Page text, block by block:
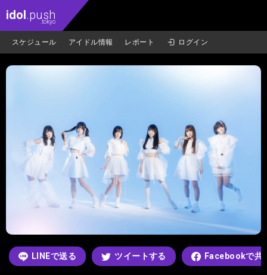
idol.push
.tokyo
スケジュール アイドル情報 レポート ログイン
LINEで送る ツイートする Facebookで共